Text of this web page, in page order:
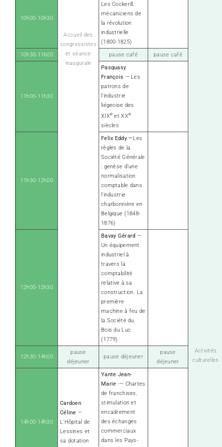
Accueil des
congressistes
et séance
inaugurale
Activités
culturelles
10h00-10h30
Les Cockerill,
mécaniciens de
la révolution
industrielle
(1800-1825)
10h30-11h00
pause café pause café
11h00-11h30
Pasquasy
François — Les
patrons de
l’industrie
liégeoise des
XIXe et XXe
siècles
11h30-12h00
Felix Eddy —Les
règles de la
Société Générale
: genèse d’une
normalisation
comptable dans
l’industrie
charbonnière en
Belgique (1848-
1876)
12h00-12h30
Bavay Gérard —
Un équipement
industriel à
travers la
comptabilité
relative à sa
construction. La
première
machine à feu de
la Société du
Bois du Luc
(1779)
12h30-14h00
pause
déjeuner
pause déjeuner
pause
déjeuner
14h00-14h30
Cardoen
Céline —
L'Hôpital de
Lessines et
sa dotation
Yante Jean-
Marie -— Chartes
de franchises,
stimulation et
encadrement
des échanges
commerciaux
dans les Pays-